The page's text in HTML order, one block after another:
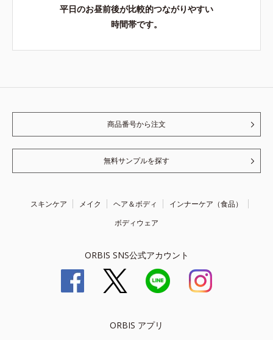
平日のお昼前後が比較的つながりやすい
時間帯です。
商品番号から注文
無料サンプルを探す
スキンケア メイク ヘア＆ボディ
インナーケア（食品）
ボディウェア
ORBIS SNS公式アカウント
ORBIS アプリ